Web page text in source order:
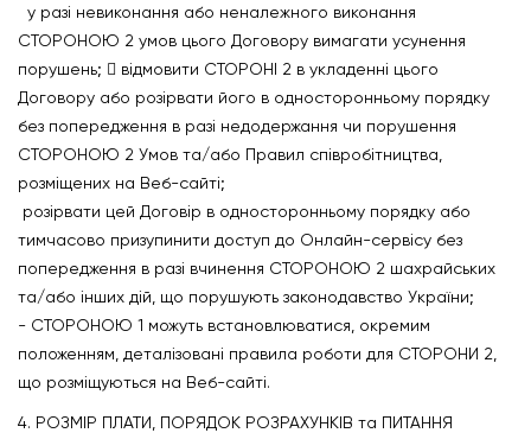
у разі невиконання або неналежного виконання
СТОРОНОЮ 2 умов цього Договору вимагати усунення
порушень;  відмовити СТОРОНІ 2 в укладенні цього
Договору або розірвати його в односторонньому порядку
без попередження в разі недодержання чи порушення
СТОРОНОЮ 2 Умов та/або Правил співробітництва,
розміщених на Веб-сайті;
розірвати цей Договір в односторонньому порядку або
тимчасово призупинити доступ до Онлайн-сервісу без
попередження в разі вчинення СТОРОНОЮ 2 шахрайських
та/або інших дій, що порушують законодавство України;
- СТОРОНОЮ 1 можуть встановлюватися, окремим
положенням, деталізовані правила роботи для СТОРОНИ 2,
що розміщуються на Веб-сайті.
4. РОЗМІР ПЛАТИ, ПОРЯДОК РОЗРАХУНКІВ та ПИТАННЯ